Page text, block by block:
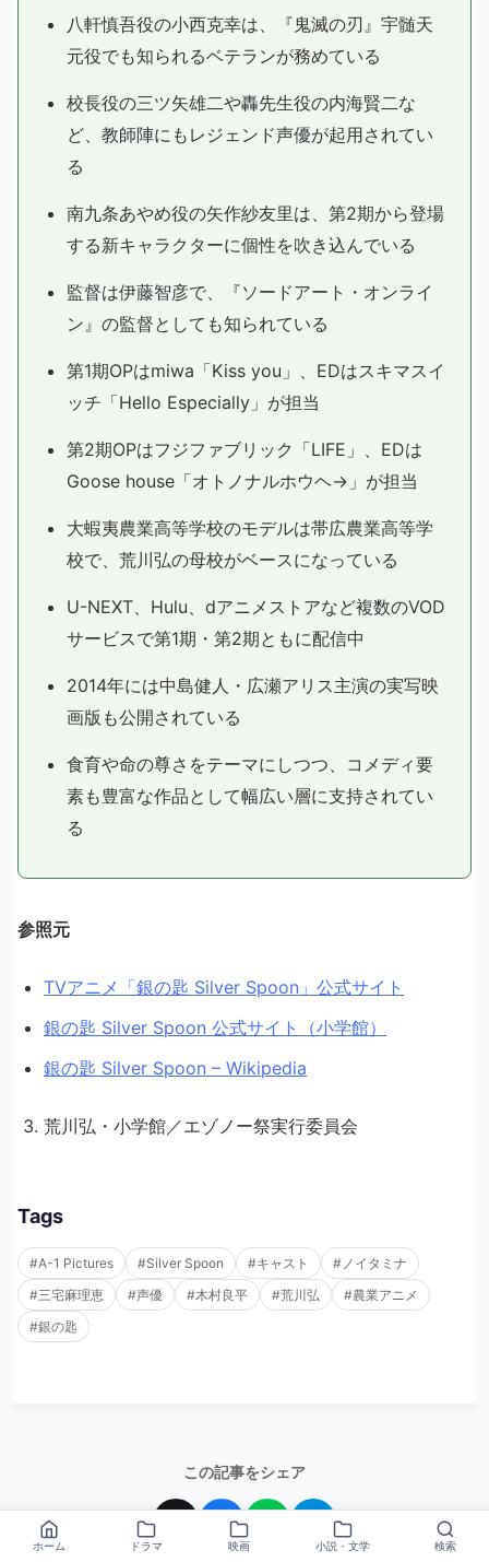
八軒慎吾役の小西克幸は、『鬼滅の刃』宇髄天
元役でも知られるベテランが務めている
校長役の三ツ矢雄二や轟先生役の内海賢二な
ど、教師陣にもレジェンド声優が起用されてい
る
南九条あやめ役の矢作紗友里は、第2期から登場
する新キャラクターに個性を吹き込んでいる
監督は伊藤智彦で、『ソードアート・オンライ
ン』の監督としても知られている
第1期OPはmiwa「Kiss you」、EDはスキマスイ
ッチ「Hello Especially」が担当
第2期OPはフジファブリック「LIFE」、EDは
Goose house「オトノナルホウヘ→」が担当
大蝦夷農業高等学校のモデルは帯広農業高等学
校で、荒川弘の母校がベースになっている
U-NEXT、Hulu、dアニメストアなど複数のVOD
サービスで第1期・第2期ともに配信中
2014年には中島健人・広瀬アリス主演の実写映
画版も公開されている
食育や命の尊さをテーマにしつつ、コメディ要
素も豊富な作品として幅広い層に支持されてい
る
参照元
TVアニメ「銀の匙 Silver Spoon」公式サイト
銀の匙 Silver Spoon 公式サイト（小学館）
銀の匙 Silver Spoon – Wikipedia
荒川弘・小学館／エゾノー祭実行委員会
Tags
#A-1 Pictures #Silver Spoon #キャスト
#ノイタミナ
#三宅麻理恵
#声優 #木村良平 #荒川弘
#農業アニメ
#銀の匙
この記事をシェア
ホーム ドラマ 映画 小説・文学 検索